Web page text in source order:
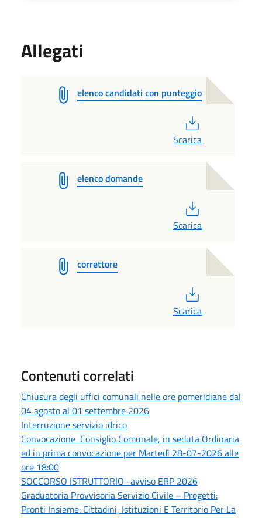
Allegati
elenco candidati con punteggio
Scarica
elenco domande
Scarica
correttore
Scarica
Contenuti correlati
Chiusura degli uffici comunali nelle ore pomeridiane dal
04 agosto al 01 settembre 2026
Interruzione servizio idrico
Convocazione Consiglio Comunale, in seduta Ordinaria
ed in prima convocazione per Martedì 28-07-2026 alle
ore 18:00
SOCCORSO ISTRUTTORIO -avviso ERP 2026
Graduatoria Provvisoria Servizio Civile – Progetti:
Pronti Insieme: Cittadini, Istituzioni E Territorio Per La